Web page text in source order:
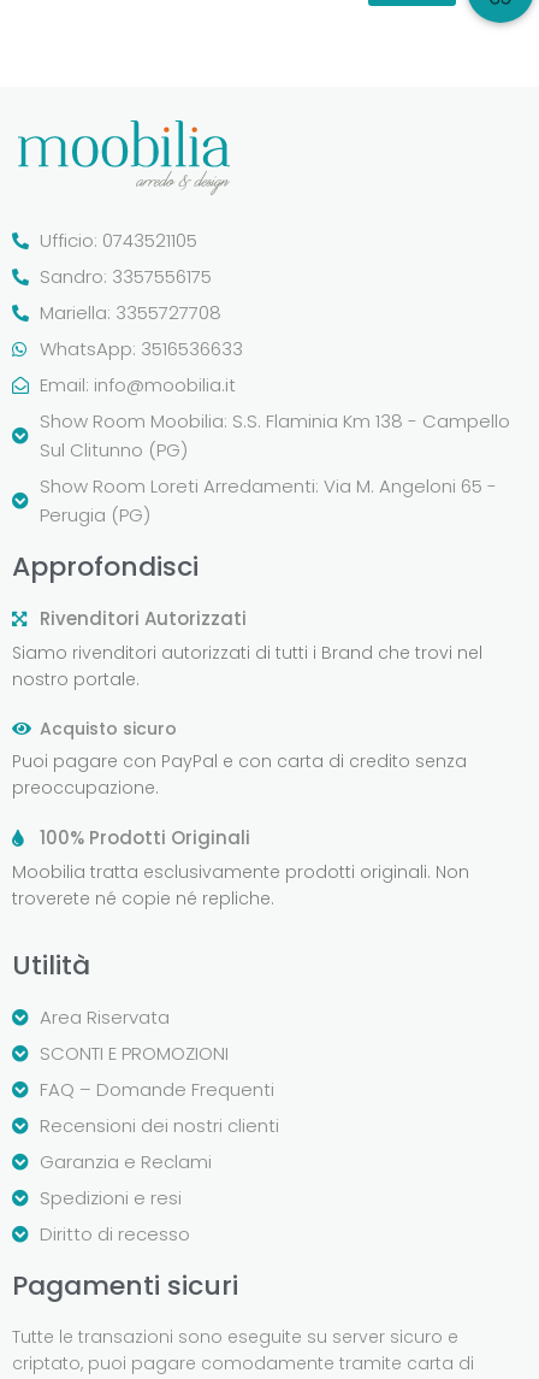
Ufficio: 0743521105
Sandro: 3357556175
Mariella: 3355727708
WhatsApp: 3516536633
Email: info@moobilia.it
Show Room Moobilia: S.S. Flaminia Km 138 - Campello
Sul Clitunno (PG)
Show Room Loreti Arredamenti: Via M. Angeloni 65 -
Perugia (PG)
Approfondisci
Rivenditori Autorizzati
Siamo rivenditori autorizzati di tutti i Brand che trovi nel
nostro portale.
Acquisto sicuro
Puoi pagare con PayPal e con carta di credito senza
preoccupazione.
100% Prodotti Originali
Moobilia tratta esclusivamente prodotti originali. Non
troverete né copie né repliche.
Utilità
Area Riservata
SCONTI E PROMOZIONI
FAQ – Domande Frequenti
Recensioni dei nostri clienti
Garanzia e Reclami
Spedizioni e resi
Diritto di recesso
Pagamenti sicuri
Tutte le transazioni sono eseguite su server sicuro e
criptato, puoi pagare comodamente tramite carta di